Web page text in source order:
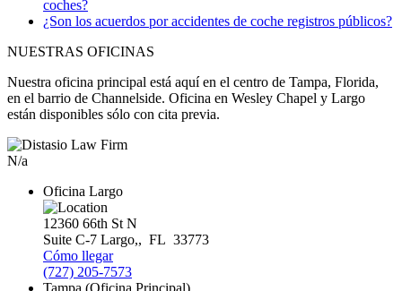
coches?
¿Son los acuerdos por accidentes de coche registros públicos?
NUESTRAS OFICINAS
Nuestra oficina principal está aquí en el centro de Tampa, Florida,
en el barrio de Channelside. Oficina en Wesley Chapel y Largo
están disponibles sólo con cita previa.
N/a
Oficina Largo
12360 66th St N
Suite C-7 Largo,, FL 33773
Cómo llegar
(727) 205-7573